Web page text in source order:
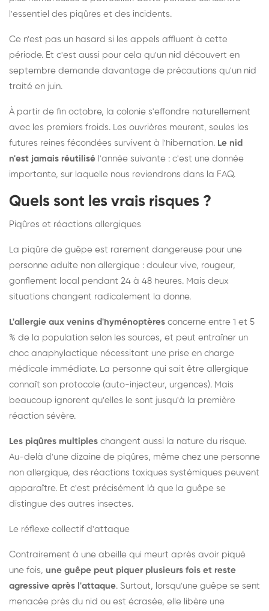
l'essentiel des piqûres et des incidents.
Ce n'est pas un hasard si les appels affluent à cette
période. Et c'est aussi pour cela qu'un nid découvert en
septembre demande davantage de précautions qu'un nid
traité en juin.
À partir de fin octobre, la colonie s'effondre naturellement
avec les premiers froids. Les ouvrières meurent, seules les
futures reines fécondées survivent à l'hibernation. Le nid
n'est jamais réutilisé l'année suivante : c'est une donnée
importante, sur laquelle nous reviendrons dans la FAQ.
Quels sont les vrais risques ?
Piqûres et réactions allergiques
La piqûre de guêpe est rarement dangereuse pour une
personne adulte non allergique : douleur vive, rougeur,
gonflement local pendant 24 à 48 heures. Mais deux
situations changent radicalement la donne.
L'allergie aux venins d'hyménoptères concerne entre 1 et 5
% de la population selon les sources, et peut entraîner un
choc anaphylactique nécessitant une prise en charge
médicale immédiate. La personne qui sait être allergique
connaît son protocole (auto-injecteur, urgences). Mais
beaucoup ignorent qu'elles le sont jusqu'à la première
réaction sévère.
Les piqûres multiples changent aussi la nature du risque.
Au-delà d'une dizaine de piqûres, même chez une personne
non allergique, des réactions toxiques systémiques peuvent
apparaître. Et c'est précisément là que la guêpe se
distingue des autres insectes.
Le réflexe collectif d'attaque
Contrairement à une abeille qui meurt après avoir piqué
une fois, une guêpe peut piquer plusieurs fois et reste
agressive après l'attaque. Surtout, lorsqu'une guêpe se sent
menacée près du nid ou est écrasée, elle libère une